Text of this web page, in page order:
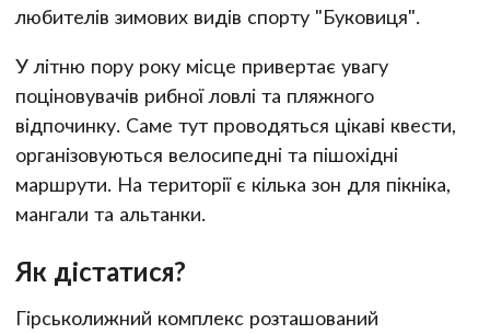
любителів зимових видів спорту "Буковиця".
У літню пору року місце привертає увагу
поціновувачів рибної ловлі та пляжного
відпочинку. Саме тут проводяться цікаві квести,
організовуються велосипедні та пішохідні
маршрути. На території є кілька зон для пікніка,
мангали та альтанки.
Як дістатися?
Гірськолижний комплекс розташований